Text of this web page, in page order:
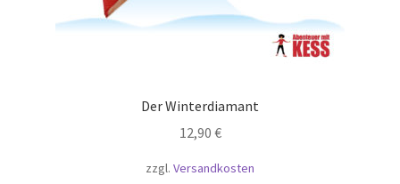
Der Winterdiamant
12,90 €
zzgl. Versandkosten